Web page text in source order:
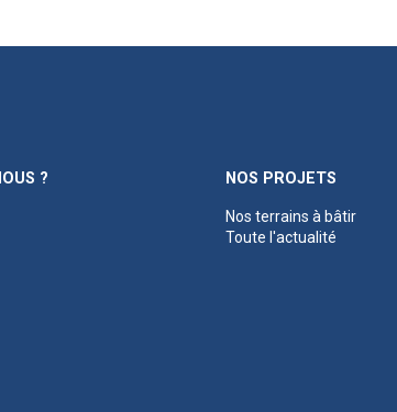
? NOS PROJETS
Nos terrains à bâtir
Toute l'actualité